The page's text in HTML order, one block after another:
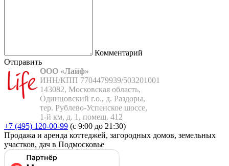
Комментарий
Отправить
ООО «Лайф»
ИНН/КПП 7704479939/503201001
143082, Московская область,
Одинцовский г.о., д. Раздоры,
тер. Рублево-Успенское шоссе,
1-й км, д. 1, помещ. 412
+7 (495) 120-00-99 (с 9:00 до 21:30)
Продажа и аренда коттеджей, загородных домов, земельных
участков, дач в Подмосковье